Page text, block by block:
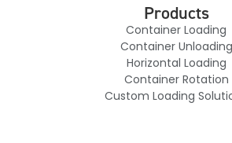
Products
Container Loading
Container Unloading
Horizontal Loading
Container Rotation
Custom Loading